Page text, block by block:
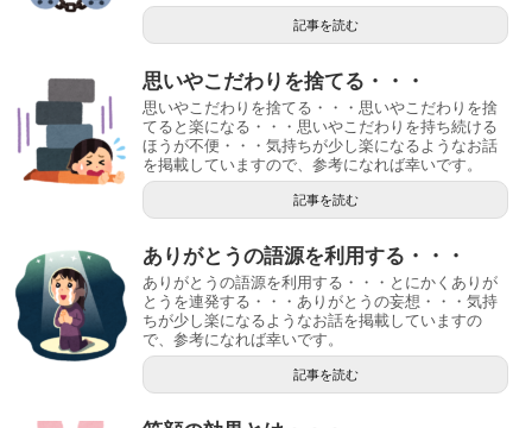
記事を読む
思いやこだわりを捨てる・・・
思いやこだわりを捨てる・・・思いやこだわりを捨
てると楽になる・・・思いやこだわりを持ち続ける
ほうが不便・・・気持ちが少し楽になるようなお話
を掲載していますので、参考になれば幸いです。
記事を読む
ありがとうの語源を利用する・・・
ありがとうの語源を利用する・・・とにかくありが
とうを連発する・・・ありがとうの妄想・・・気持
ちが少し楽になるようなお話を掲載していますの
で、参考になれば幸いです。
記事を読む